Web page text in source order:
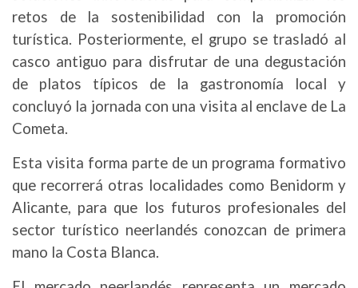
retos de la sostenibilidad con la promoción
turística. Posteriormente, el grupo se trasladó al
casco antiguo para disfrutar de una degustación
de platos típicos de la gastronomía local y
concluyó la jornada con una visita al enclave de La
Cometa.
Esta visita forma parte de un programa formativo
que recorrerá otras localidades como Benidorm y
Alicante, para que los futuros profesionales del
sector turístico neerlandés conozcan de primera
mano la Costa Blanca.